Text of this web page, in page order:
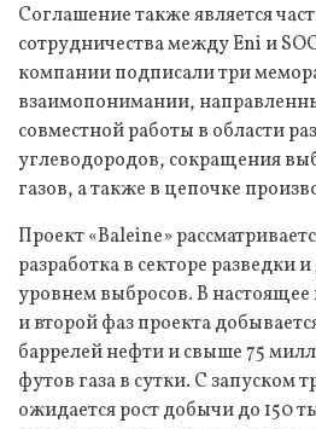
Соглашение также является
сотрудничества между Eni и
компании подписали три
взаимопонимании,
совместной работы в области
углеводородов, сокращения
газов, а также в цепочке
Проект «Baleine»
разработка в секторе разведки
уровнем выбросов. В настоящее
и второй фаз проекта
баррелей нефти и свыше 75
футов газа в сутки. С запуском
ожидается рост добычи до 150